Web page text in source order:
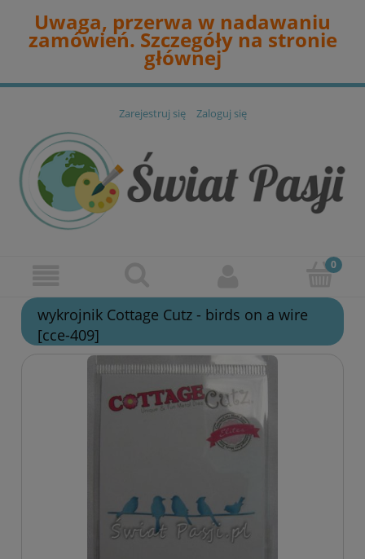
Uwaga, przerwa w nadawaniu
zamówień. Szczegóły na stronie
głównej
Zarejestruj się Zaloguj się
wykrojnik Cottage Cutz - birds on a wire
[cce-409]